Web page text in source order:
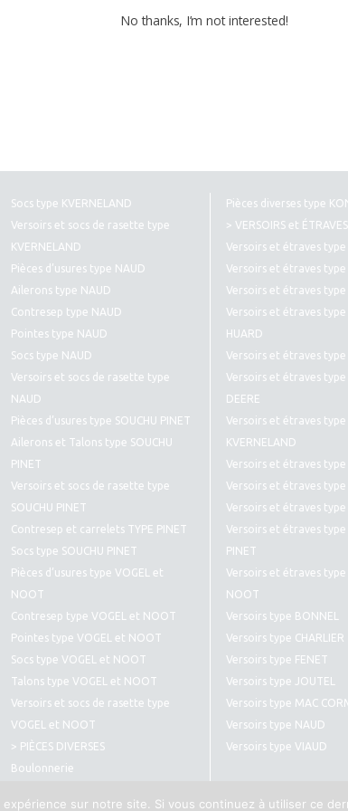
Socs type KVERNELAND
Versoirs et socs de rasette type
KVERNELAND
Pièces d’usures type NAUD
Ailerons type NAUD
Contresep type NAUD
Pointes type NAUD
Socs type NAUD
Versoirs et socs de rasette type
NAUD
Pièces d’usures type SOUCHU PINET
Ailerons et Talons type SOUCHU
PINET
Versoirs et socs de rasette type
SOUCHU PINET
Contresep et carrelets TYPE PINET
Socs type SOUCHU PINET
Pièces d’usures type VOGEL et
NOOT
Contresep type VOGEL et NOOT
Pointes type VOGEL et NOOT
Socs type VOGEL et NOOT
Talons type VOGEL et NOOT
Versoirs et socs de rasette type
VOGEL et NOOT
> PIÈCES DIVERSES
Boulonnerie
Pièces diverses type
> VERSOIRS et ÉTRAVES
Versoirs et étraves type
Versoirs et étraves type
Versoirs et étraves type
Versoirs et étraves type
HUARD
Versoirs et étraves type
Versoirs et étraves type
DEERE
Versoirs et étraves type
KVERNELAND
Versoirs et étraves type
Versoirs et étraves type
Versoirs et étraves type
Versoirs et étraves type
PINET
Versoirs et étraves type
NOOT
Versoirs type BONNEL
Versoirs type CHARLIER
Versoirs type FENET
Versoirs type JOUTEL
Versoirs type MAC
Versoirs type NAUD
Versoirs type VIAUD
No thanks, I’m not interested!
sur notre site. Si vous continuez à utiliser ce